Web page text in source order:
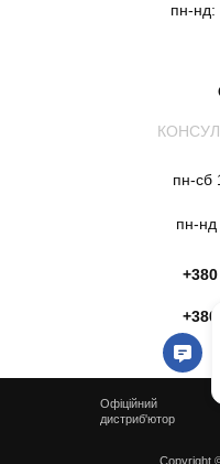
пн-нд:
пн-сб
пн-
+380
Copyright
Офіційний
дистриб'ютор